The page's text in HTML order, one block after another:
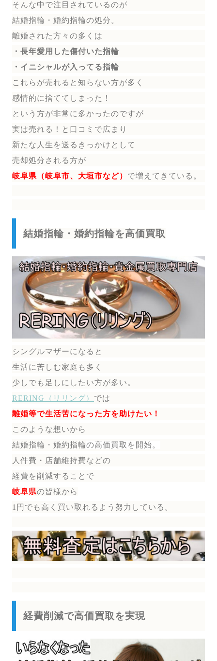
そんな中で注目されているのが
結婚指輪 ・婚約指輪の処分。
離婚された方々の多くは
・長年愛用した傷付いた指輪
・イニシャルが入ってる指輪
これらが売れると知らない方が多く
感情的に捨ててしまった！
という方が非常に多かったのですが
実は売れる！と口コミで広まり
新たな人生を送る きっかけとして
売却処分される方が
岐阜県（岐阜市、大垣市など） で増えてきている。
結婚指輪・婚約指輪を高価買取
シングルマザーになると
生活に苦しむ家庭も多く
少しでも足しにしたい方が多い。
RERING（リリング） では
離婚等で生活苦になった方を助けたい！
このような想いから
結婚指輪・婚約指輪の高価買取を開始。
人件費・店舗維持費などの
経費を削減することで
岐阜県の皆様から
1円でも高く買い取れるよう努力している。
経費削減で高価買取を実現